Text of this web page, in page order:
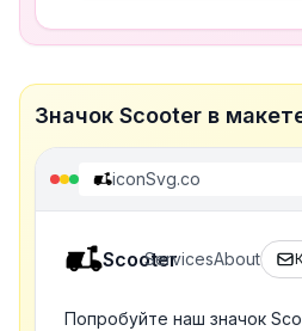
Значок Scooter в
iconSvg.co
ScooterServicesAbout
Попробуйте наш значок